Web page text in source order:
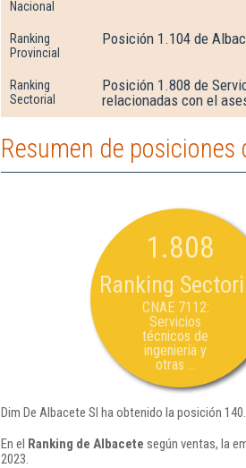
Nacional
Ranking
Provincial
Posición 1.104 de
Ranking
Sectorial
Posición 1.808 de
relacionadas con el
Resumen de posiciones
1.808
Ranking
CNAE 7112:
Servicios
técnicos de
ingeniería y
otras ...
Dim De Albacete Sl ha obtenido la posición
En el Ranking de Albacete según ventas, la
2023.